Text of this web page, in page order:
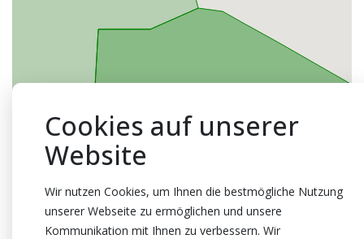
Cookies auf unserer
Website
Wir nutzen Cookies, um Ihnen die bestmögliche Nutzung
unserer Webseite zu ermöglichen und unsere
Kommunikation mit Ihnen zu verbessern. Wir